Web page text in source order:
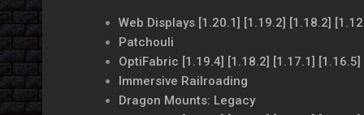
Web Displays [1.20.1] [1.19.2] [1.18.2]
Patchouli
OptiFabric [1.19.4] [1.18.2] [1.17.1] [1.16.5]
Immersive Railroading
Dragon Mounts: Legacy